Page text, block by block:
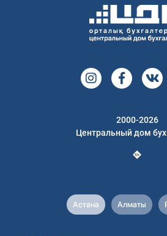
2000-2026
Центральный дом
Астана Алматы